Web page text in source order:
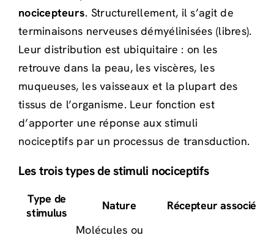
nocicepteurs. Structurellement, il s’agit de
terminaisons nerveuses démyélinisées (libres).
Leur distribution est ubiquitaire : on les
retrouve dans la peau, les viscères, les
muqueuses, les vaisseaux et la plupart des
tissus de l’organisme. Leur fonction est
d’apporter une réponse aux stimuli
nociceptifs par un processus de transduction.
Les trois types de stimuli nociceptifs
Type de
stimulus
Nature Récepteur associé
Molécules ou